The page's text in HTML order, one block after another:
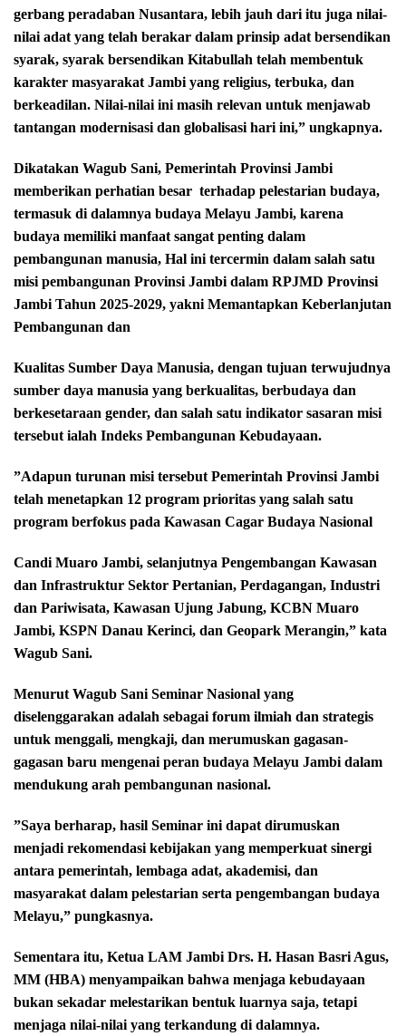
gerbang peradaban Nusantara, lebih jauh dari itu juga nilai-
nilai adat yang telah berakar dalam prinsip adat bersendikan
syarak, syarak bersendikan Kitabullah telah membentuk
karakter masyarakat Jambi yang religius, terbuka, dan
berkeadilan. Nilai-nilai ini masih relevan untuk menjawab
tantangan modernisasi dan globalisasi hari ini,” ungkapnya.
Dikatakan Wagub Sani, ‎Pemerintah Provinsi Jambi
memberikan perhatian besar terhadap pelestarian budaya,
termasuk di dalamnya ‎budaya Melayu Jambi, karena
budaya memiliki manfaat sangat penting dalam
pembangunan manusia, Hal ini ‎tercermin dalam salah satu
misi pembangunan Provinsi Jambi dalam RPJMD Provinsi
Jambi Tahun 2025-2029, yakni Memantapkan Keberlanjutan
Pembangunan dan
‎Kualitas Sumber Daya Manusia, dengan tujuan terwujudnya
sumber daya manusia yang berkualitas, berbudaya dan
berkesetaraan gender, dan salah satu indikator sasaran misi
tersebut ialah Indeks Pembangunan Kebudayaan.
‎”Adapun turunan misi tersebut Pemerintah Provinsi Jambi
telah menetapkan 12 program prioritas yang salah satu
program berfokus pada Kawasan Cagar Budaya Nasional
‎Candi Muaro Jambi, selanjutnya Pengembangan Kawasan
dan Infrastruktur Sektor Pertanian, Perdagangan, Industri
dan Pariwisata, Kawasan Ujung Jabung, KCBN Muaro
Jambi, KSPN Danau Kerinci, dan Geopark Merangin,” kata
Wagub Sani.
Menurut ‎Wagub Sani Seminar Nasional yang
diselenggarakan adalah sebagai forum ilmiah dan strategis
untuk menggali, mengkaji, dan merumuskan gagasan-
gagasan baru mengenai peran budaya Melayu Jambi dalam
mendukung arah pembangunan nasional.
‎”Saya berharap, hasil Seminar ini dapat dirumuskan
menjadi rekomendasi kebijakan yang memperkuat sinergi
antara pemerintah, lembaga adat, akademisi, dan
masyarakat dalam pelestarian serta pengembangan budaya
Melayu,” pungkasnya.
‎Sementara itu, Ketua LAM Jambi Drs. H. Hasan Basri Agus,
MM (HBA) menyampaikan bahwa menjaga kebudayaan
bukan ‎sekadar melestarikan bentuk luarnya saja, tetapi
menjaga nilai-nilai yang terkandung di dalamnya.